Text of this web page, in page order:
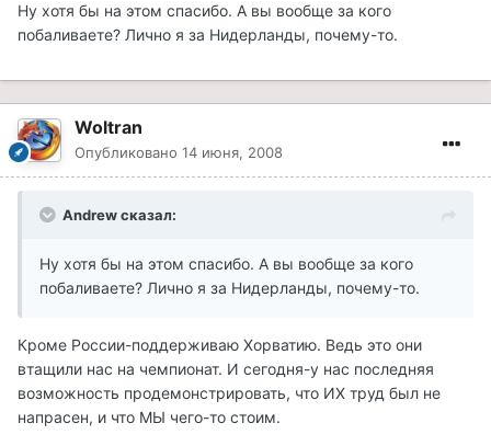
Ну хотя бы на этом спасибо. А вы вообще за кого
побаливаете? Лично я за Нидерланды, почему-то.
Woltran
Опубликовано 14 июня, 2008
Andrew сказал:
Ну хотя бы на этом спасибо. А вы вообще за кого
побаливаете? Лично я за Нидерланды, почему-то.
Кроме России-поддерживаю Хорватию. Ведь это они
втащили нас на чемпионат. И сегодня-у нас последняя
возможность продемонстрировать, что ИХ труд был не
напрасен, и что МЫ чего-то стоим.